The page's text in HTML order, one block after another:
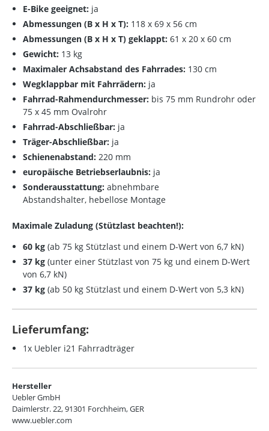
E-Bike geeignet: ja
Abmessungen (B x H x T): 118 x 69 x 56 cm
Abmessungen (B x H x T) geklappt: 61 x 20 x 60 cm
Gewicht: 13 kg
Maximaler Achsabstand des Fahrrades: 130 cm
Wegklappbar mit Fahrrädern: ja
Fahrrad-Rahmendurchmesser: bis 75 mm Rundrohr oder
75 x 45 mm Ovalrohr
Fahrrad-Abschließbar: ja
Träger-Abschließbar: ja
Schienenabstand: 220 mm
europäische Betriebserlaubnis: ja
Sonderausstattung: abnehmbare
Abstandshalter, hebellose Montage
Maximale Zuladung (Stützlast beachten!):
60 kg (ab 75 kg Stützlast und einem D-Wert von 6,7 kN)
37 kg (unter einer Stützlast von 75 kg und einem D-Wert
von 6,7 kN)
37 kg (ab 50 kg Stützlast und einem D-Wert von 5,3 kN)
Lieferumfang:
1x Uebler i21 Fahrradträger
Hersteller
Uebler GmbH
Daimlerstr. 22, 91301 Forchheim, GER
www.uebler.com